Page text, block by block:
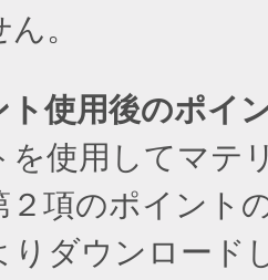
。
ト使用後のポイ
を使用してマテ
２項のポイント
りダウンロード